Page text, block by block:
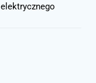
elektrycznego